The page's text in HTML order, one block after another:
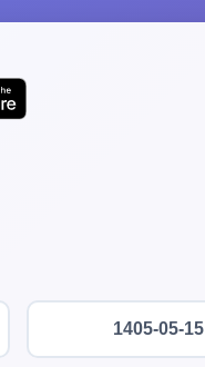
1405-05-15